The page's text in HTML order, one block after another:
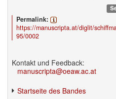
Permalink:
https://manuscripta.at/diglit/
95/0002
Kontakt und Feedback:
manuscripta@oeaw.ac.at
Startseite des Bandes